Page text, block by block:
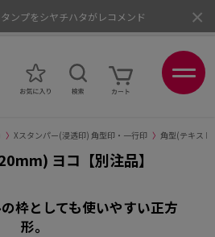
ンプをシヤチハタがレコメンド
〉 Xスタンパー(浸透印) 角型印・一行印 〉 角型(テキスト
ヨコ【別注品】
×
枠としても使いやすい正方
形。